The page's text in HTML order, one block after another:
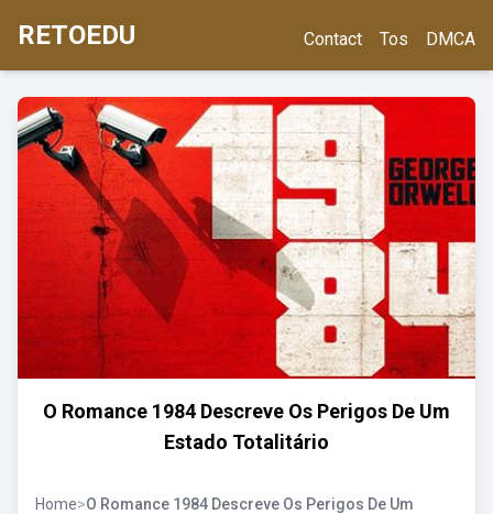
RETOEDU Contact Tos DMCA
O Romance 1984 Descreve Os Perigos De Um
Estado Totalitário
Home>O Romance 1984 Descreve Os Perigos De Um